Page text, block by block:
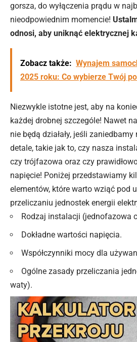
gorsza, do wyłączenia prądu w
nieodpowiednim momencie!
odnosi, aby uniknąć elektrycznej
Zobacz także: Wynajem
2025 roku: Co wybierze Twój
Niezwykle istotne jest, aby na
każdej drobnej szczególe! Nawet
nie będą działały, jeśli zaniedbamy
detale, takie jak to, czy nasza
czy trójfazowa oraz czy
napięcie! Poniżej przedstawiamy
elementów, które warto wziąć pod
przeliczaniu jednostek energii
Rodzaj instalacji (jednofazowa
Dokładne wartości napięcia.
Współczynniki mocy dla
Ogólne zasady przeliczania
waty).